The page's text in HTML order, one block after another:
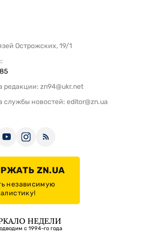
Острожских, 19/1
редакции: zn94@ukr.net
службы новостей: editor@zn.ua
ZN.UA
независимую
НЕДЕЛИ
с 1994-го года